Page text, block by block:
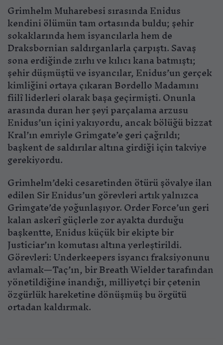
Grimhelm Muharebesi sırasında Enidus
kendini ölümün tam ortasında buldu; şehir
sokaklarında hem isyancılarla hem de
Draksbornian saldırganlarla çarpıştı. Savaş
sona erdiğinde zırhı ve kılıcı kana batmıştı;
şehir düşmüştü ve isyancılar, Enidus’un gerçek
kimliğini ortaya çıkaran Bordello Madamını
fiilî liderleri olarak başa geçirmişti. Onunla
arasında duran her şeyi parçalama arzusu
Enidus’un içini yakıyordu, ancak bölüğü bizzat
Kral’ın emriyle Grimgate’e geri çağrıldı;
başkent de saldırılar altına girdiği için takviye
gerekiyordu.
Grimhelm’deki cesaretinden ötürü şövalye ilan
edilen Sir Enidus’un görevleri artık yalnızca
Grimgate’de yoğunlaşıyor. Order Force’un geri
kalan askerî güçlerle zor ayakta durduğu
başkentte, Enidus küçük bir ekipte bir
Justiciar’ın komutası altına yerleştirildi.
Görevleri: Underkeepers isyancı fraksiyonunu
avlamak—Taç’ın, bir Breath Wielder tarafından
yönetildiğine inandığı, milliyetçi bir çetenin
özgürlük hareketine dönüşmüş bu örgütü
ortadan kaldırmak.